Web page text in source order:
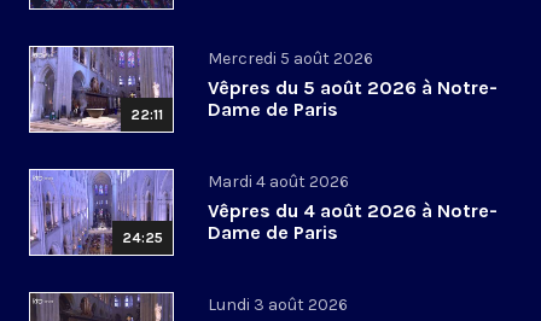
22:11
Mercredi 5 août 2026
Vêpres du 5 août 2026 à Notre-
Dame de Paris
24:25
Mardi 4 août 2026
Vêpres du 4 août 2026 à Notre-
Dame de Paris
Lundi 3 août 2026